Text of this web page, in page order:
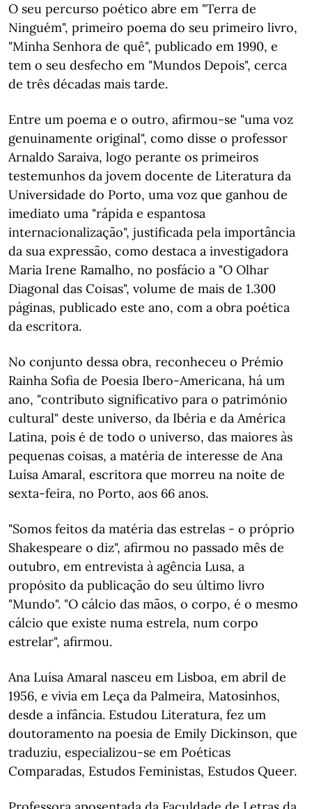
O seu percurso poético abre em "Terra de
Ninguém", primeiro poema do seu primeiro livro,
"Minha Senhora de quê", publicado em 1990, e
tem o seu desfecho em "Mundos Depois", cerca
de três décadas mais tarde.
Entre um poema e o outro, afirmou-se "uma voz
genuinamente original", como disse o professor
Arnaldo Saraiva, logo perante os primeiros
testemunhos da jovem docente de Literatura da
Universidade do Porto, uma voz que ganhou de
imediato uma "rápida e espantosa
internacionalização", justificada pela importância
da sua expressão, como destaca a investigadora
Maria Irene Ramalho, no posfácio a "O Olhar
Diagonal das Coisas", volume de mais de 1.300
páginas, publicado este ano, com a obra poética
da escritora.
No conjunto dessa obra, reconheceu o Prémio
Rainha Sofia de Poesia Ibero-Americana, há um
ano, "contributo significativo para o património
cultural" deste universo, da Ibéria e da América
Latina, pois é de todo o universo, das maiores às
pequenas coisas, a matéria de interesse de Ana
Luísa Amaral, escritora que morreu na noite de
sexta-feira, no Porto, aos 66 anos.
"Somos feitos da matéria das estrelas - o próprio
Shakespeare o diz", afirmou no passado mês de
outubro, em entrevista à agência Lusa, a
propósito da publicação do seu último livro
"Mundo". "O cálcio das mãos, o corpo, é o mesmo
cálcio que existe numa estrela, num corpo
estrelar", afirmou.
Ana Luísa Amaral nasceu em Lisboa, em abril de
1956, e vivia em Leça da Palmeira, Matosinhos,
desde a infância. Estudou Literatura, fez um
doutoramento na poesia de Emily Dickinson, que
traduziu, especializou-se em Poéticas
Comparadas, Estudos Feministas, Estudos Queer.